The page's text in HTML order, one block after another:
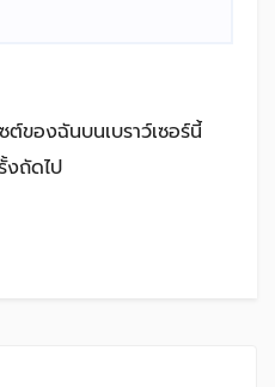
ต์ของฉันบนเบราว์เซอร์นี้
งถัดไป